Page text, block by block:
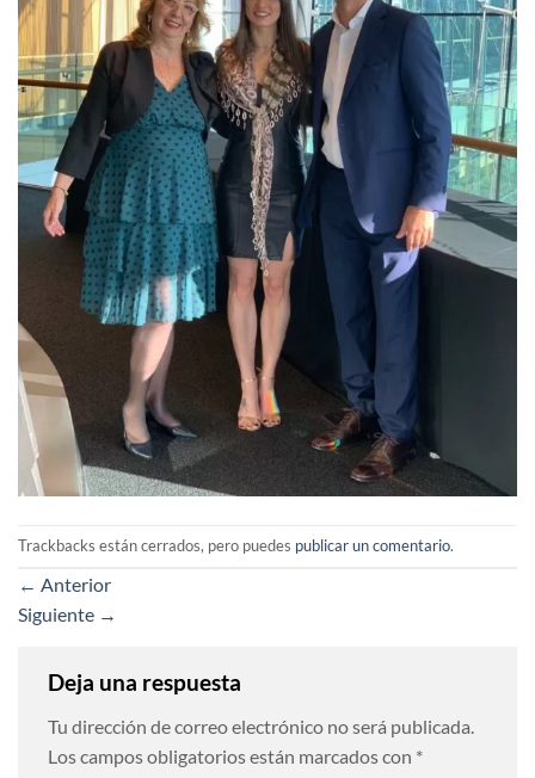
Trackbacks están cerrados, pero puedes publicar un comentario.
← Anterior
Siguiente →
Deja una respuesta
Tu dirección de correo electrónico no será publicada.
Los campos obligatorios están marcados con *